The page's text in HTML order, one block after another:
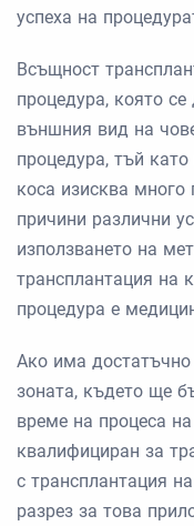
успеха на
Всъщност
процедура, която
външния вид на
процедура, тъй
коса изисква
причини различни
използването на
трансплантация на
процедура е
Ако има
зоната, където ще
време на процеса
квалифициран за
с трансплантация
разрез за това